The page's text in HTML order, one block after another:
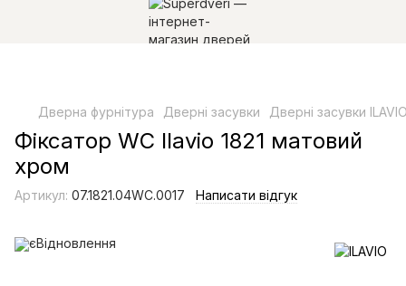
Дверна фурнітура Дверні засувки Дверні засувки
Фіксатор WC Ilavio 1821 матовий
хром
Артикул: 07.1821.04WC.0017 Написати відгук